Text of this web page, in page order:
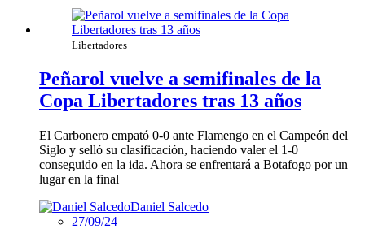
Libertadores
Peñarol vuelve a semifinales de la
Copa Libertadores tras 13 años
El Carbonero empató 0-0 ante Flamengo en el Campeón del
Siglo y selló su clasificación, haciendo valer el 1-0
conseguido en la ida. Ahora se enfrentará a Botafogo por un
lugar en la final
Daniel Salcedo
27/09/24